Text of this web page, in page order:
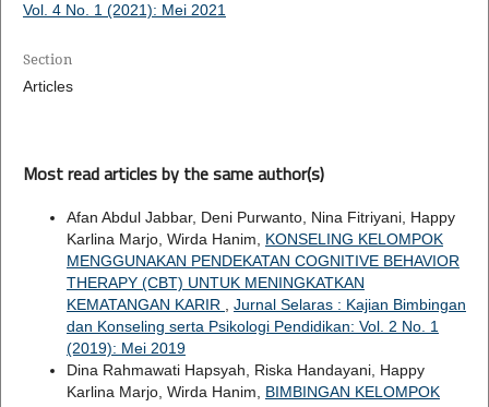
Vol. 4 No. 1 (2021): Mei 2021
Section
Articles
Most read articles by the same author(s)
Afan Abdul Jabbar, Deni Purwanto, Nina Fitriyani, Happy
Karlina Marjo, Wirda Hanim, KONSELING KELOMPOK
MENGGUNAKAN PENDEKATAN COGNITIVE BEHAVIOR
THERAPY (CBT) UNTUK MENINGKATKAN
KEMATANGAN KARIR
Jurnal Selaras : Kajian Bimbingan
dan Konseling serta Psikologi Pendidikan: Vol. 2 No. 1
(2019): Mei 2019
Dina Rahmawati Hapsyah, Riska Handayani, Happy
Karlina Marjo, Wirda Hanim, BIMBINGAN KELOMPOK